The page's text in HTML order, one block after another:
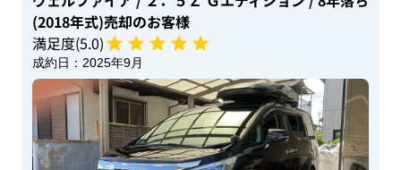
(2018年式)売却のお客様
満足度(5.0)
成約日： 2025年9月